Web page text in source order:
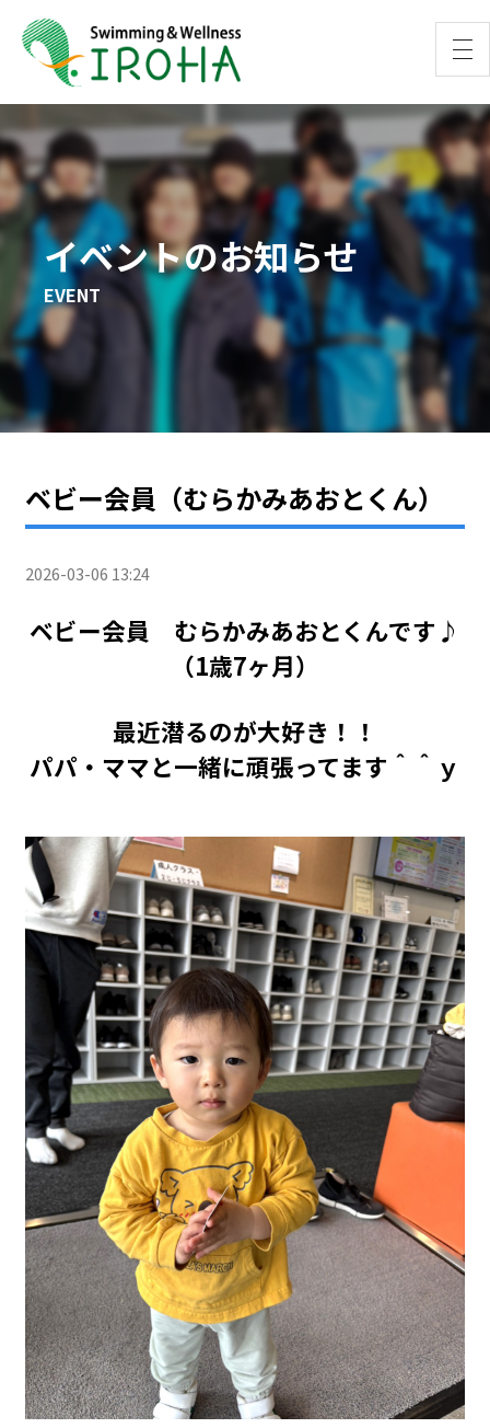
イベントのお知らせ
EVENT
ベビー会員（むらかみあおとくん）
2026-03-06 13:24
ベビー会員 むらかみあおとくんです♪
（1歳7ヶ月）
最近潜るのが大好き！！
パパ・ママと一緒に頑張ってます＾＾ｙ